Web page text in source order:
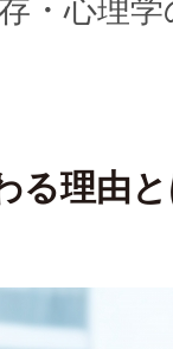
・心理学
る理由